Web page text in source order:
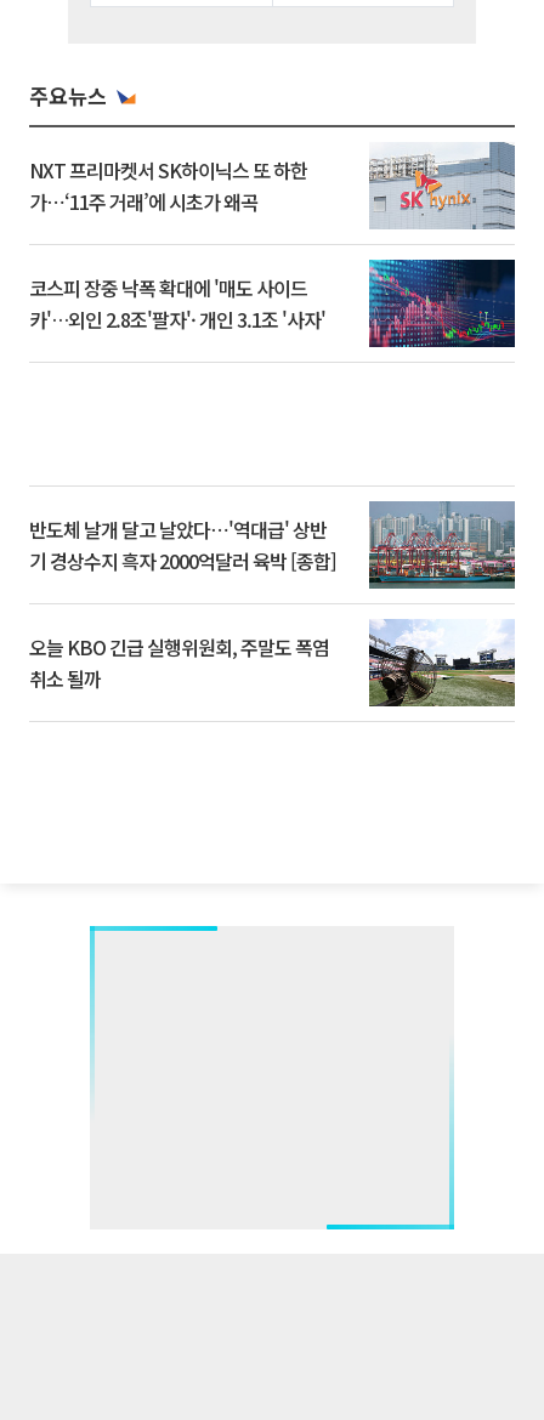
주요뉴스
NXT 프리마켓서 SK하이닉스 또 하한
가⋯‘11주 거래’에 시초가 왜곡
코스피 장중 낙폭 확대에 '매도 사이드
카'…외인 2.8조'팔자'· 개인 3.1조 '사자'
반도체 날개 달고 날았다⋯'역대급' 상반
기 경상수지 흑자 2000억달러 육박 [종합]
오늘 KBO 긴급 실행위원회, 주말도 폭염
취소 될까